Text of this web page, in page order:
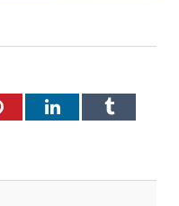
PinterestLinkedInTumblr